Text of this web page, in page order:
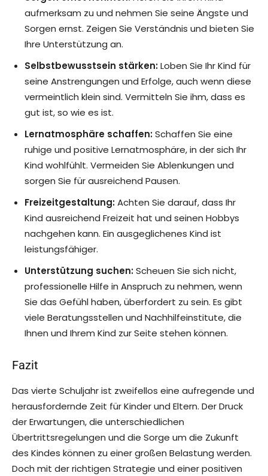
aufmerksam zu und nehmen Sie seine Ängste und
Sorgen ernst. Zeigen Sie Verständnis und bieten Sie
Ihre Unterstützung an.
Selbstbewusstsein stärken:Loben Sie Ihr Kind für
seine Anstrengungen und Erfolge, auch wenn diese
vermeintlich klein sind. Vermitteln Sie ihm, dass es
gut ist, so wie es ist.
Lernatmosphäre schaffen:Schaffen Sie eine
ruhige und positive Lernatmosphäre, in der sich Ihr
Kind wohlfühlt. Vermeiden Sie Ablenkungen und
sorgen Sie für ausreichend Pausen.
Freizeitgestaltung:Achten Sie darauf, dass Ihr
Kind ausreichend Freizeit hat und seinen Hobbys
nachgehen kann. Ein ausgeglichenes Kind ist
leistungsfähiger.
Unterstützung suchen:Scheuen Sie sich nicht,
professionelle Hilfe in Anspruch zu nehmen, wenn
Sie das Gefühl haben, überfordert zu sein. Es gibt
viele Beratungsstellen und Nachhilfeinstitute, die
Ihnen und Ihrem Kind zur Seite stehen können.
Fazit
Das vierte Schuljahr ist zweifellos eine aufregende und
herausfordernde Zeit für Kinder und Eltern. Der Druck
der Erwartungen, die unterschiedlichen
Übertrittsregelungen und die Sorge um die Zukunft
des Kindes können zu einer großen Belastung werden.
Doch mit der richtigen Strategie und einer positiven